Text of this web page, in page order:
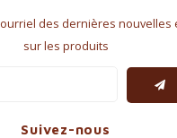
des dernières nouvelles
sur les produits
Suivez-nous